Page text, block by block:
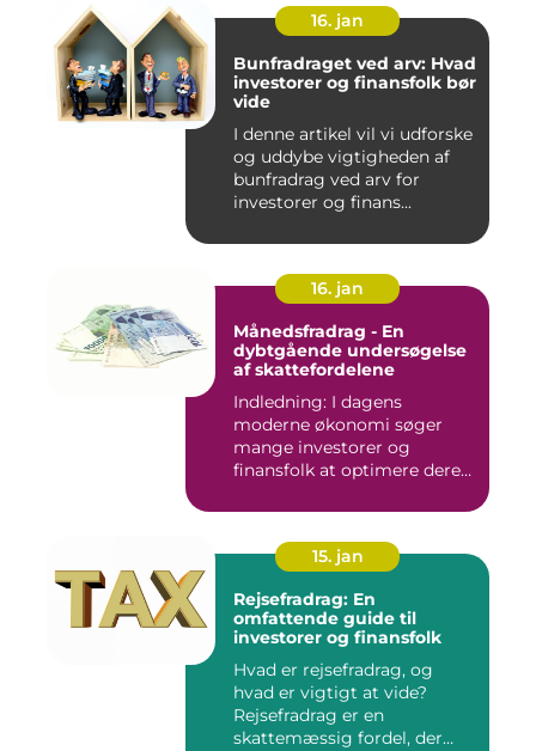
16. jan
Bunfradraget ved arv: Hvad
investorer og finansfolk bør
vide
I denne artikel vil vi udforske
og uddybe vigtigheden af
bunfradrag ved arv for
investorer og finans...
16. jan
Månedsfradrag - En
dybtgående undersøgelse
af skattefordelene
Indledning: I dagens
moderne økonomi søger
mange investorer og
finansfolk at optimere deres
15. jan
Rejsefradrag: En
omfattende guide til
investorer og finansfolk
Hvad er rejsefradrag, og
hvad er vigtigt at vide?
Rejsefradrag er en
skattemæssig fordel, der